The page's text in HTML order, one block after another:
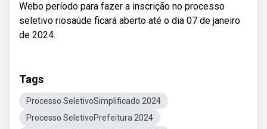
Webo período para fazer a inscrição no processo
seletivo riosaúde ficará aberto até o dia 07 de janeiro
de 2024.
Tags
Processo SeletivoSimplificado 2024
Processo SeletivoPrefeitura 2024